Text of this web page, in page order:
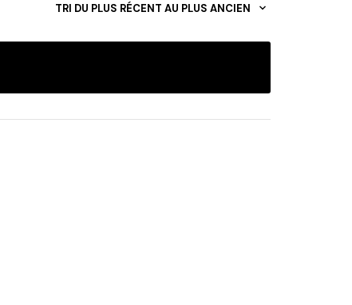
TRI DU PLUS RÉCENT AU PLUS ANCIEN